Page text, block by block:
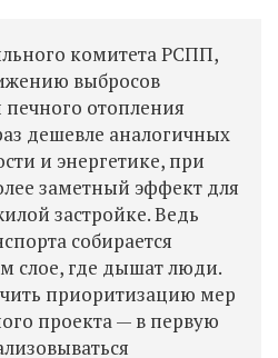
комитета РСПП,
выбросов
печного отопления
дешевле аналогичных
и энергетике, при
заметный эффект для
застройке. Ведь
собирается
слое, где дышат люди.
приоритизацию мер
проекта — в первую